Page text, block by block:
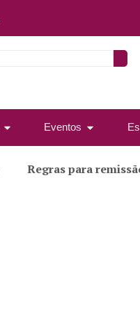
Eventos
Regras para